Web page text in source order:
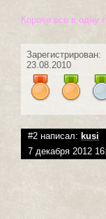
Короче все в одну
Зарегистрирован:
23.08.2010
#2 написал: kusi
7 декабря 2012